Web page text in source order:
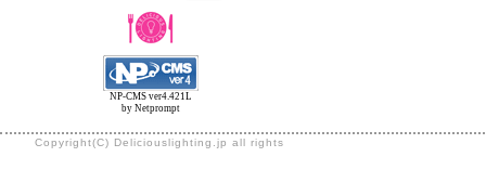
NP-CMS ver4.421L
by Netprompt
Copyright(C) Deliciouslighting.jp all rights